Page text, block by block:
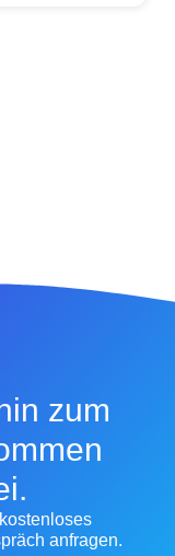
zum
anfragen.